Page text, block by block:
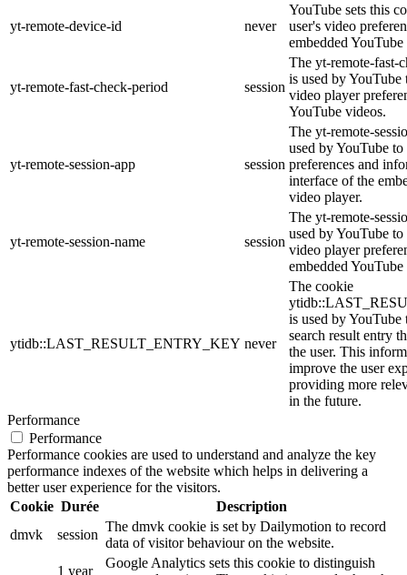
yt-remote-device-id never
YouTube sets this
user's video
embedded
yt-remote-fast-check-period session
The yt-remote-fast-
is used by YouTube
video player
YouTube videos.
yt-remote-session-app session
The yt-remote-
used by YouTube to
preferences and
interface of the
video player.
yt-remote-session-name session
The yt-remote-
used by YouTube to
video player
embedded
ytidb::LAST_RESULT_ENTRY_KEY never
The cookie
is used by YouTube
search result entry
the user. This
improve the user
providing more
in the future.
Performance
Performance
Performance cookies are used to understand and analyze the key
performance indexes of the website which helps in delivering a
better user experience for the visitors.
Cookie Durée
Description
dmvk
session
The dmvk cookie is set by Dailymotion to record
data of visitor behaviour on the website.
1 year
Google Analytics sets this cookie to distinguish